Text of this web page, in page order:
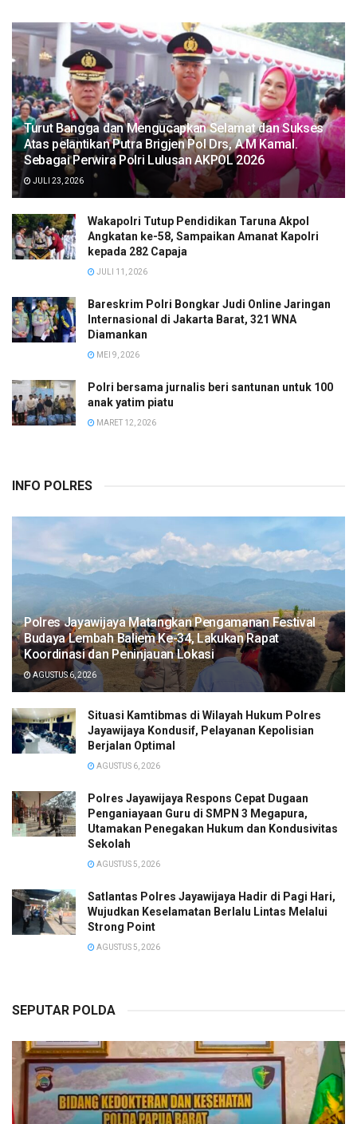
Turut Bangga dan Mengucapkan Selamat dan Sukses
Atas pelantikan Putra Brigjen Pol Drs, A.M Kamal.
Sebagai Perwira Polri Lulusan AKPOL 2026
JULI 23, 2026
Wakapolri Tutup Pendidikan Taruna Akpol
Angkatan ke-58, Sampaikan Amanat Kapolri
kepada 282 Capaja
JULI 11, 2026
Bareskrim Polri Bongkar Judi Online Jaringan
Internasional di Jakarta Barat, 321 WNA
Diamankan
MEI 9, 2026
Polri bersama jurnalis beri santunan untuk 100
anak yatim piatu
MARET 12, 2026
INFO POLRES
Polres Jayawijaya Matangkan Pengamanan Festival
Budaya Lembah Baliem Ke-34, Lakukan Rapat
Koordinasi dan Peninjauan Lokasi
AGUSTUS 6, 2026
Situasi Kamtibmas di Wilayah Hukum Polres
Jayawijaya Kondusif, Pelayanan Kepolisian
Berjalan Optimal
AGUSTUS 6, 2026
Polres Jayawijaya Respons Cepat Dugaan
Penganiayaan Guru di SMPN 3 Megapura,
Utamakan Penegakan Hukum dan Kondusivitas
Sekolah
AGUSTUS 5, 2026
Satlantas Polres Jayawijaya Hadir di Pagi Hari,
Wujudkan Keselamatan Berlalu Lintas Melalui
Strong Point
AGUSTUS 5, 2026
SEPUTAR POLDA